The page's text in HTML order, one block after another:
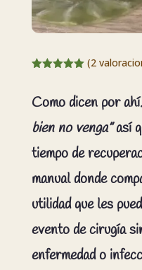
5 basado
en
s de
(2
Como dicen por ahí
bien no venga”así
tiempo de
manual donde
utilidad que les
evento de cirugía
enfermedad o